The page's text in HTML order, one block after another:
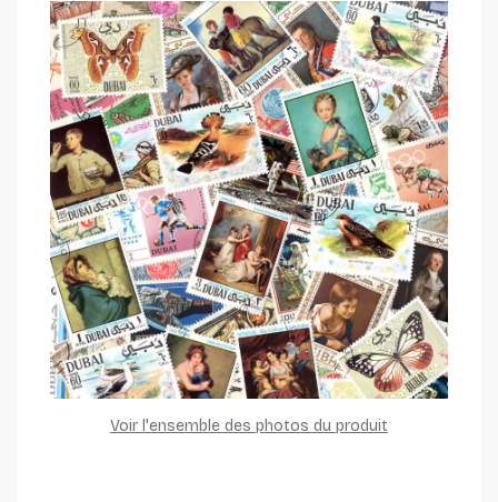
Voir l'ensemble des photos du produit